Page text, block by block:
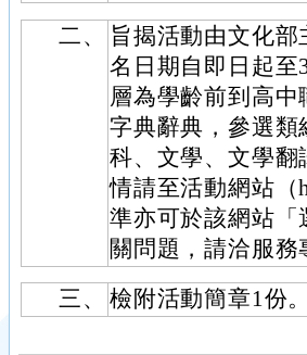
二、
旨揭活動由文化
名日期自即日起
層為學齡前到高
字典辭典，參選
科、文學、文學
情請至活動網站
準亦可於該網站
關問題，請洽服
三、
檢附活動簡章1份。